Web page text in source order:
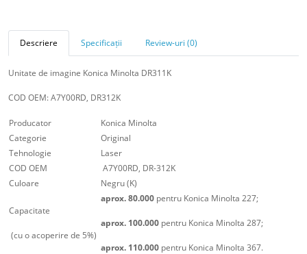
Descriere Specificații Review-uri (0)
Unitate de imagine Konica Minolta DR311K
COD OEM: A7Y00RD, DR312K
Producator
Konica Minolta
Categorie
Original
Tehnologie
Laser
COD OEM
A7Y00RD, DR-312K
Culoare
Negru (K)
Capacitate
(cu o acoperire de 5%)
aprox. 80.000 pentru Konica Minolta 227;
aprox. 100.000 pentru Konica Minolta 287;
aprox. 110.000 pentru Konica Minolta 367.